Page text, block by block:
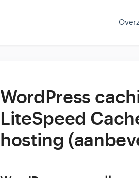
WordPress
LiteSpeed
hosting